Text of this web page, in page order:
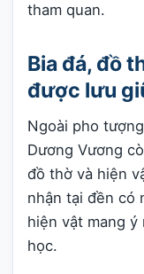
tham quan.
Bia đá, đồ
được lưu
Ngoài pho
Dương Vương
đồ thờ và hiện
nhận tại đền có
hiện vật mang ý
học.